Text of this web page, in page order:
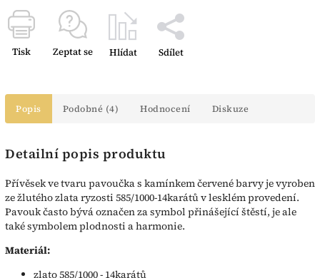
Tisk Zeptat se Hlídat Sdílet
Popis Podobné (4) Hodnocení Diskuze
Detailní popis produktu
Přívěsek ve tvaru pavoučka s kamínkem červené barvy je vyroben
ze žlutého zlata ryzosti 585/1000-14karátů v lesklém provedení.
Pavouk často bývá označen za symbol přinášející štěstí, je ale
také symbolem plodnosti a harmonie.
Materiál:
zlato 585/1000 - 14karátů